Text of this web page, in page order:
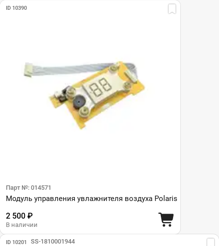
ID 10390
Парт №: 014571
Модуль управления увлажнителя воздуха Polaris
2 500 ₽
В наличии
ID 10201
Парт №: SS-1810001944